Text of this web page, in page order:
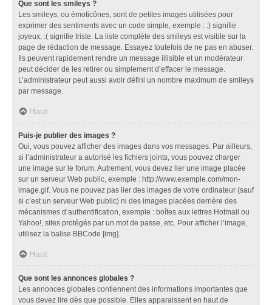
Que sont les smileys ?
Les smileys, ou émoticônes, sont de petites images utilisées pour
exprimer des sentiments avec un code simple, exemple : :) signifie
joyeux, :( signifie triste. La liste complète des smileys est visible sur la
page de rédaction de message. Essayez toutefois de ne pas en abuser.
Ils peuvent rapidement rendre un message illisible et un modérateur
peut décider de les retirer ou simplement d’effacer le message.
L’administrateur peut aussi avoir défini un nombre maximum de smileys
par message.
Haut
Puis-je publier des images ?
Oui, vous pouvez afficher des images dans vos messages. Par ailleurs,
si l’administrateur a autorisé les fichiers joints, vous pouvez charger
une image sur le forum. Autrement, vous devez lier une image placée
sur un serveur Web public, exemple : http://www.exemple.com/mon-
image.gif. Vous ne pouvez pas lier des images de votre ordinateur (sauf
si c’est un serveur Web public) ni des images placées derrière des
mécanismes d’authentification, exemple : boîtes aux lettres Hotmail ou
Yahoo!, sites protégés par un mot de passe, etc. Pour afficher l’image,
utilisez la balise BBCode [img].
Haut
Que sont les annonces globales ?
Les annonces globales contiennent des informations importantes que
vous devez lire dès que possible. Elles apparaissent en haut de